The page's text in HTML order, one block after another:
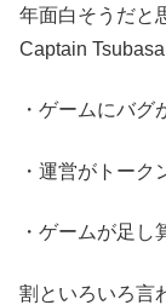
年面白そうだと
Captain Tsubasa
・ゲームにバグ
・運営がトーク
・ゲームが足し
割といろいろ言